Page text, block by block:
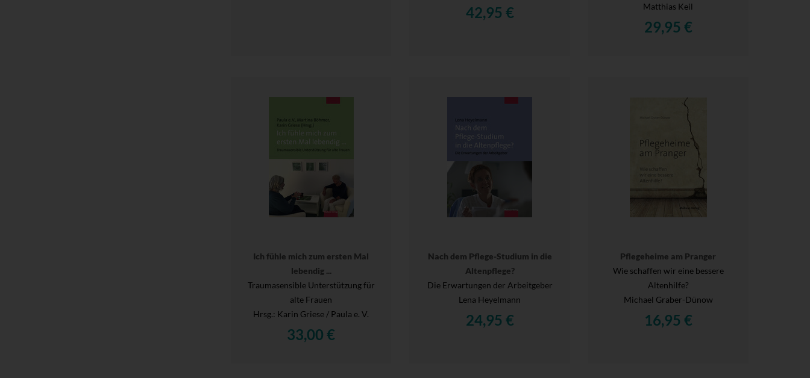
42,95 €
Matthias Keil
29,95 €
Ich fühle mich zum ersten Mal
lebendig ...
Traumasensible Unterstützung für
alte Frauen
Hrsg.: Karin Griese / Paula e. V.
33,00 €
Nach dem Pflege-Studium in die
Altenpflege?
Die Erwartungen der Arbeitgeber
Lena Heyelmann
24,95 €
Pflegeheime am Pranger
Wie schaffen wir eine bessere
Altenhilfe?
Michael Graber-Dünow
16,95 €